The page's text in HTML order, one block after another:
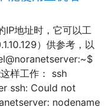
IP地址时，它可以工
）供参考，以
样工作： ssh
ssh: Could not
nodename